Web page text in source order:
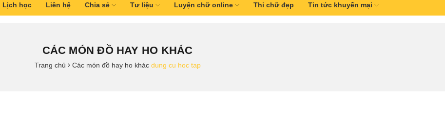
Lịch học Liên hệ Chia sẻ Tư liệu Luyện chữ online Thi chữ đẹp Tin tức khuyến mại
CÁC MÓN ĐỒ HAY HO KHÁC
Trang chủ Các món đồ hay ho khác dung cu hoc tap